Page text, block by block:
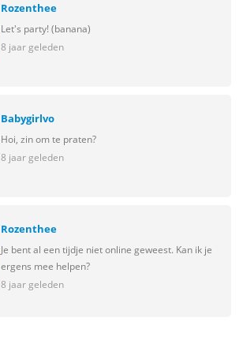
Rozenthee
Let's party! (banana)
8 jaar geleden
Babygirlvo
Hoi, zin om te praten?
8 jaar geleden
Rozenthee
Je bent al een tijdje niet online geweest. Kan ik je
ergens mee helpen?
8 jaar geleden